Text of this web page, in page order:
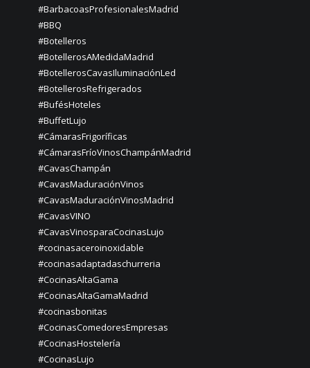
#BarbacoasProfesionalesMadrid
#BBQ
#Botelleros
#BotellerosAMedidaMadrid
#BotellerosCavasIluminaciónLed
#BotellerosRefrigerados
#BufésHoteles
#BuffetLujo
#CámarasFrigoríficas
#CámarasFríoVinosChampánMadrid
#CavasChampán
#CavasMaduraciónVinos
#CavasMaduraciónVinosMadrid
#CavasVINO
#CavasVinosparaCocinasLujo
#cocinasaceroinoxidable
#cocinasadaptadaschurreria
#CocinasAltaGama
#CocinasAltaGamaMadrid
#cocinasbonitas
#CocinasComedoresEmpresas
#CocinasHostelería
#CocinasLujo